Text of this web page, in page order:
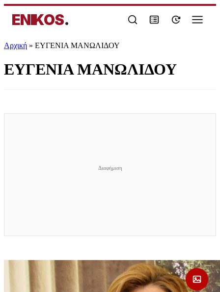
ENIKOS.
Αρχική » ΕΥΓΕΝΙΑ ΜΑΝΩΛΙΔΟΥ
ΕΥΓΕΝΙΑ ΜΑΝΩΛΙΔΟΥ